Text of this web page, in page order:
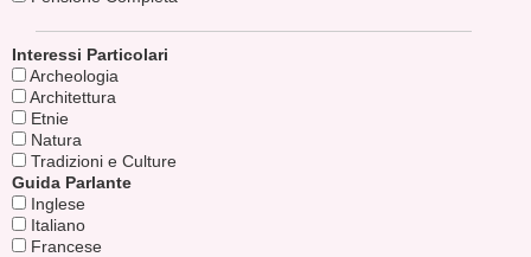
Interessi Particolari
Archeologia
Architettura
Etnie
Natura
Tradizioni e Culture
Guida Parlante
Inglese
Italiano
Francese